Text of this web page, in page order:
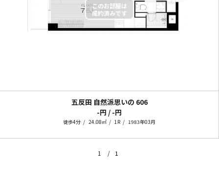
五反田 自然派思いの 606
-円 / -円
徒歩4分 24.08㎡ 1R 1983年03月
1 1